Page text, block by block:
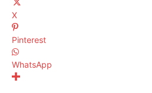
X
Pinterest
WhatsApp